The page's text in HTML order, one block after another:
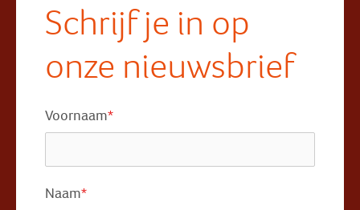
Schrijf je in op
onze nieuwsbrief
Voornaam*
Naam*